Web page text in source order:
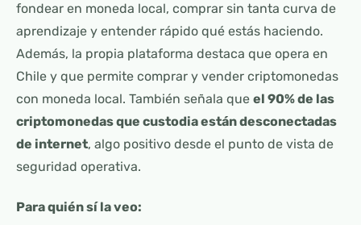
fondear en moneda local, comprar sin tanta curva de
aprendizaje y entender rápido qué estás haciendo.
Además, la propia plataforma destaca que opera en
Chile y que permite comprar y vender criptomonedas
con moneda local. También señala que el 90% de las
criptomonedas que custodia están desconectadas
de internet, algo positivo desde el punto de vista de
seguridad operativa.
Para quién sí la veo: